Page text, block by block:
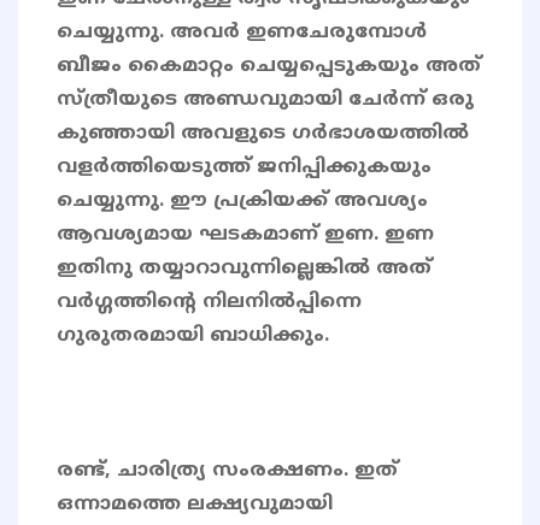
ചെയ്യുന്നു. അവർ ഇണചേരുമ്പോൾ
ബീജം കൈമാറ്റം ചെയ്യപ്പെടുകയും അത്
സ്ത്രീയുടെ അണ്ഡവുമായി ചേർന്ന് ഒരു
കുഞ്ഞായി അവളുടെ ഗർഭാശയത്തിൽ
വളർത്തിയെടുത്ത് ജനിപ്പിക്കുകയും
ചെയ്യുന്നു. ഈ പ്രക്രിയക്ക് അവശ്യം
ആവശ്യമായ ഘടകമാണ് ഇണ. ഇണ
ഇതിനു തയ്യാറാവുന്നില്ലെങ്കിൽ അത്
വർഗ്ഗത്തിന്റെ നിലനിൽപ്പിന്നെ
ഗുരുതരമായി ബാധിക്കും.
രണ്ട്, ചാരിത്ര്യ സംരക്ഷണം. ഇത്
ഒന്നാമത്തെ ലക്ഷ്യവുമായി